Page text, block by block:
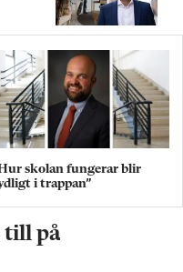
skolan fungerar blir
i trappan”
till på